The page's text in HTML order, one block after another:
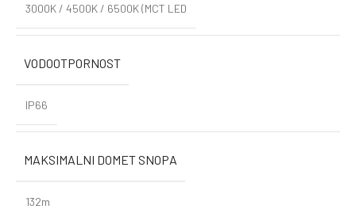
3000K / 4500K / 6500K (MCT LED
VODOOTPORNOST
IP66
MAKSIMALNI DOMET SNOPA
132m